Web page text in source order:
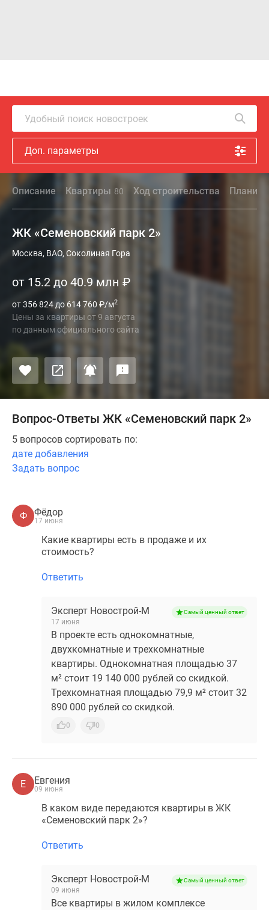
Удобный поиск новостроек
Доп. параметры
Описание Квартиры 80 Ход строительства
ЖК «Семеновский парк 2»
Москва, ВАО, Соколиная Гора
от 15.2 до 40.9 млн ₽
от 356 824 до 614 760 ₽/м2
Цены за квартиры от 9 августа
по данным официального сайта
Вопрос-Ответы ЖК «Семеновский парк 2»
5 вопросов сортировать по:
дате добавления
Задать вопрос
Ф Фёдор
17 июня
Какие квартиры есть в продаже и их
стоимость?
Ответить
Эксперт Новострой-М
17 июня
Самый ценный ответ
В проекте есть однокомнатные,
двухкомнатные и трехкомнатные
квартиры. Однокомнатная площадью 37
м² стоит 19 140 000 рублей со скидкой.
Трехкомнатная площадью 79,9 м² стоит 32
890 000 рублей со скидкой.
0 0
Е Евгения
09 июня
В каком виде передаются квартиры в ЖК
«Семеновский парк 2»?
Ответить
Эксперт Новострой-М
09 июня
Самый ценный ответ
Все квартиры в жилом комплексе